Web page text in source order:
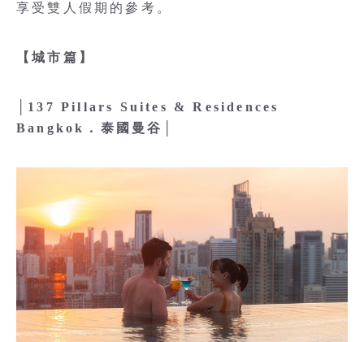
享受雙人假期的參考。
【城市篇】
│137 Pillars Suites & Residences
Bangkok．泰國曼谷│